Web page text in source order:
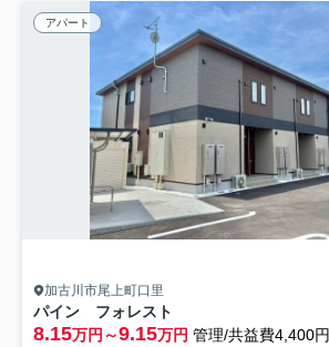
アパート
加古川市尾上町口里
パイン フォレスト
8.15万円～9.15万円 管理/共益費4,400円